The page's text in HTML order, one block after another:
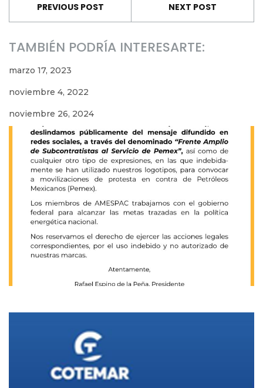
PREVIOUS POST NEXT POST
TAMBIÉN PODRÍA INTERESARTE:
marzo 17, 2023
noviembre 4, 2022
noviembre 26, 2024